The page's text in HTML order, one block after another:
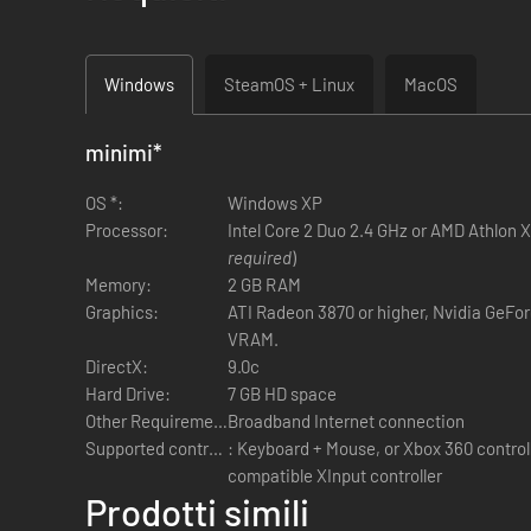
Il sistema dinamico di missioni rende essenziali le
I giocatori avranno a disposizione una vasta scelta di
I vasti ambienti lussureggianti trascineranno i
Le opzioni di gioco offline permettono ai giocatori
Windows SteamOS + Linux MacOS
minimi*
OS *:
Windows XP
Processor:
Intel Core 2 Duo 2.4 GHz or AMD Athlon
required)
Memory:
2 GB RAM
Graphics:
ATI Radeon 3870 or higher, Nvidia
VRAM.
DirectX:
9.0c
Hard Drive:
7 GB HD space
Other Requirements:Broadband Internet connection
Supported controls:: Keyboard + Mouse, or Xbox 360
compatible XInput controller
Prodotti simili